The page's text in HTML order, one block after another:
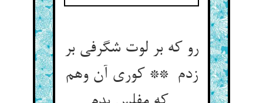
رو که بر لوت شگرفی بر
زدم ** کوری آن وهم